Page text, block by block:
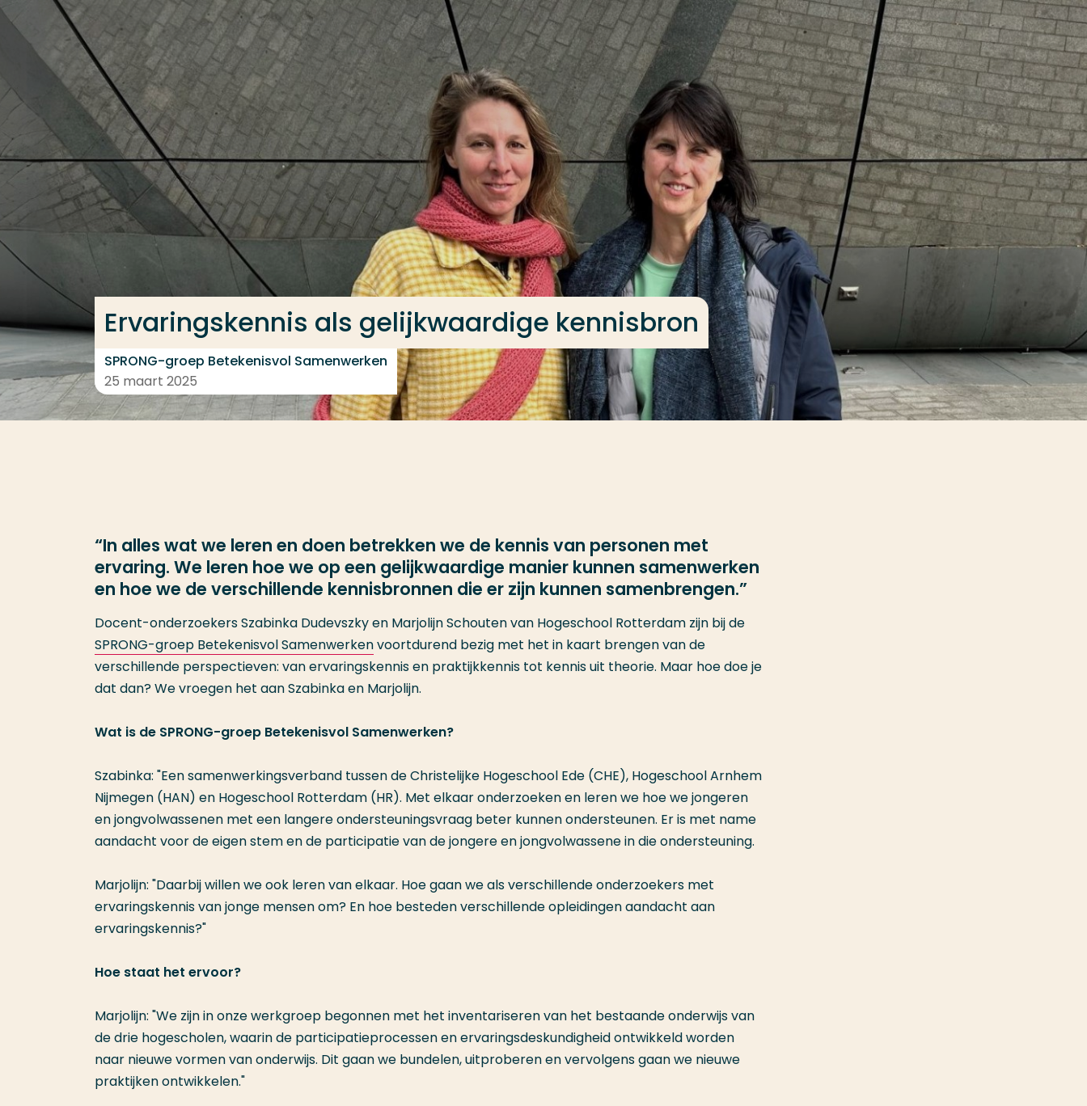
Ga direct naar de content
Ervaringskennis als gelijkwaardige kennisbron
SPRONG-groep Betekenisvol Samenwerken
25 maart 2025
“In alles wat we leren en doen betrekken we de kennis van personen met
ervaring. We leren hoe we op een gelijkwaardige manier kunnen samenwerken
en hoe we de verschillende kennisbronnen die er zijn kunnen samenbrengen.”
Docent-onderzoekers Szabinka Dudevszky en Marjolijn Schouten van Hogeschool Rotterdam zijn bij de
SPRONG-groep Betekenisvol Samenwerkenvoortdurend bezig met het in kaart brengen van de
verschillende perspectieven: van ervaringskennis en praktijkkennis tot kennis uit theorie. Maar hoe doe je
dat dan? We vroegen het aan Szabinka en Marjolijn.
Wat is de SPRONG-groep Betekenisvol Samenwerken?
Szabinka: "Een samenwerkingsverband tussen de Christelijke Hogeschool Ede (CHE), Hogeschool Arnhem
Nijmegen (HAN) en Hogeschool Rotterdam (HR). Met elkaar onderzoeken en leren we hoe we jongeren
en jongvolwassenen met een langere ondersteuningsvraag beter kunnen ondersteunen. Er is met name
aandacht voor de eigen stem en de participatie van de jongere en jongvolwassene in die ondersteuning.
Marjolijn: "Daarbij willen we ook leren van elkaar. Hoe gaan we als verschillende onderzoekers met
ervaringskennis van jonge mensen om? En hoe besteden verschillende opleidingen aandacht aan
ervaringskennis?"
Hoe staat het ervoor?
Marjolijn: "We zijn in onze werkgroep begonnen met het inventariseren van het bestaande onderwijs van
de drie hogescholen, waarin de participatieprocessen en ervaringsdeskundigheid ontwikkeld worden
naar nieuwe vormen van onderwijs. Dit gaan we bundelen, uitproberen en vervolgens gaan we nieuwe
praktijken ontwikkelen."
Veel gezocht
Opleiding
Contact